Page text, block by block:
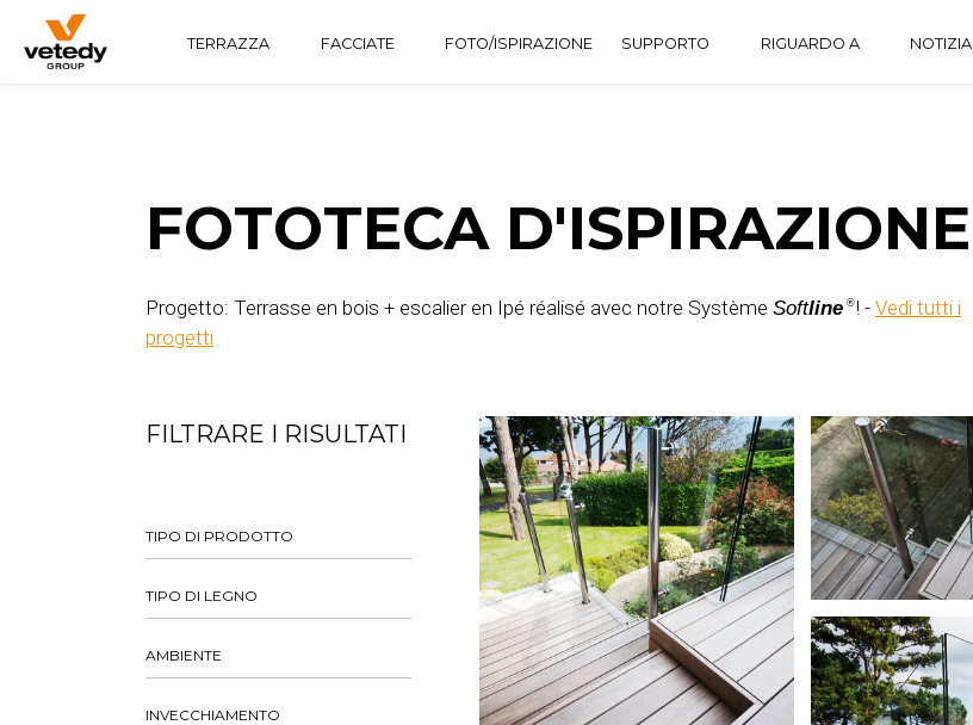
TERRAZZA
FACCIATE
FOTO/ISPIRAZIONE
SUPPORTO
RIGUARDO A
NOTIZIA
FOTOTECA D'ISPIRAZIONE
Progetto: Terrasse en bois + escalier en Ipé réalisé avec notre Système Softline ®! - Vedi tutti i
progetti
FILTRARE I RISULTATI
TIPO DI PRODOTTO
TIPO DI LEGNO
AMBIENTE
INVECCHIAMENTO